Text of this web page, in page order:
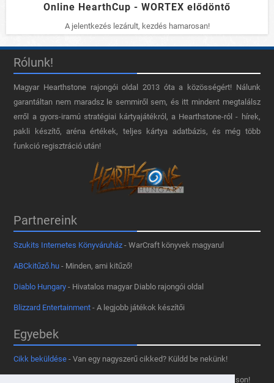
Online HearthCup - WORTEX elődöntő
A jelentkezés lezárult, kezdés hamarosan!
Rólunk!
Magyar Hearthstone​ rajongói oldal 2013 óta a közösségért! Nálunk
garantáltan nem maradsz le semmiről sem, és itt mindent megtalálsz
erről a gyors-iramú stratégiai kártyajátékról, a Hearthstone-ról - hírek,
pakli készítő, aréna értékek, teljes kártya adatbázis, és még több
funkció regisztráció után!
Partnereink
Szukits Internetes Könyváruház - WarCraft könyvek magyarul
ABCkitűző.hu - Minden, ami kitűző!
Diablo Hungary - Hivatalos magyar Diablo rajongói oldal
Blizzard Entertainment - A legjobb játékok készítői
Egyebek
Cikk beküldése - Van egy nagyszerű cikked? Küldd be nekünk!
- Tetszik az oldal? Segíts, hogy fennmaradhasson!